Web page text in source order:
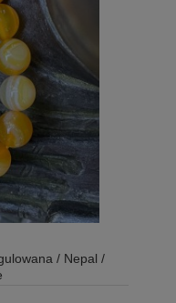
/ Nepal /